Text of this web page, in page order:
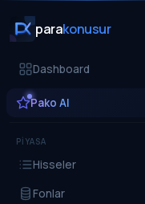
parakonusur
Dashboard
Pako AI
PİYASA
Hisseler
Fonlar